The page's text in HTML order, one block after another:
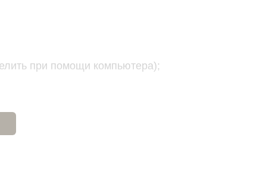
при помощи компьютера);